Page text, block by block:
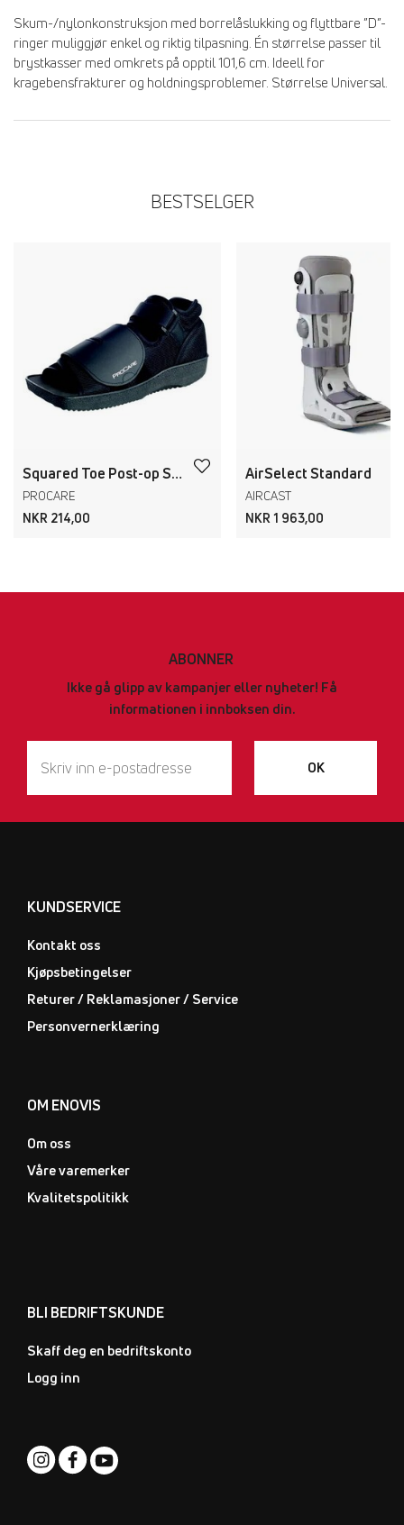
Skum-/nylonkonstruksjon med borrelåslukking og flyttbare ”D”-
ringer muliggjør enkel og riktig tilpasning. Én størrelse passer til
brystkasser med omkrets på opptil 101,6 cm. Ideell for
kragebensfrakturer og holdningsproblemer. Størrelse Universal.
BESTSELGER
Squared Toe Post-op Shoe
PROCARE
NKR 214,00
AirSelect Standard
AIRCAST
NKR 1 963,00
ABONNER
Ikke gå glipp av kampanjer eller nyheter! Få
informationen i innboksen din.
OK
KUNDSERVICE
Kontakt oss
Kjøpsbetingelser
Returer / Reklamasjoner / Service
Personvernerklæring
OM ENOVIS
Om oss
Våre varemerker
Kvalitetspolitikk
BLI BEDRIFTSKUNDE
Skaff deg en bedriftskonto
Logg inn